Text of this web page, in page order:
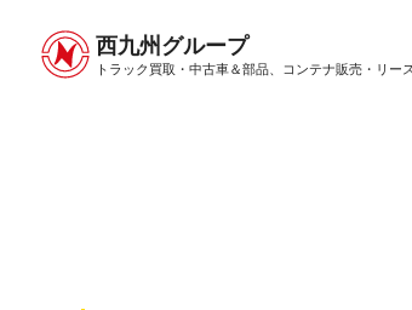
西九州グループ
トラック買取・中古車＆部品、 コンテナ販売・リース
中古トラック販売トップ